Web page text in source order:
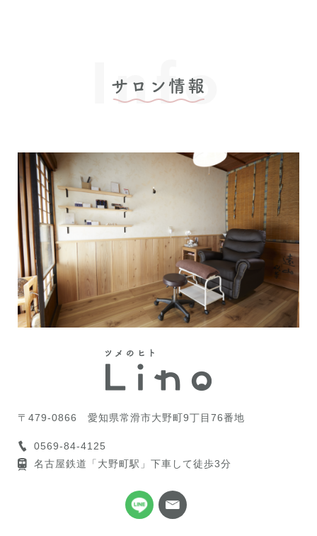
サロン情報
Info
〒479-0866 愛知県常滑市大野町9丁目76番地
0569-84-4125
名古屋鉄道「大野町駅」下車して徒歩3分